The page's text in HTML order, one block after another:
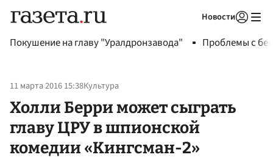
Новости
Покушение на главу "Уралдронзавода" Проблемы с
11 марта 2016 15:38Культура
Холли Берри может сыграть
главу ЦРУ в шпионской
комедии «Кингсман-2»